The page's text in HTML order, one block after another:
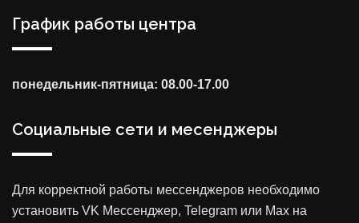
График работы центра
понедельник-пятница: 08.00-17.00
Социальные сети и месенджеры
Для корректной работы мессенджеров необходимо
установить VK Мессенджер, Telegram или Max на